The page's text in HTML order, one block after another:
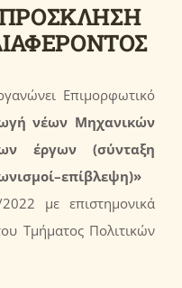
Επιμορφωτικό
νέων Μηχανικών
έργων (σύνταξη
»
με επιστημονικά
Τμήματος Πολιτικών